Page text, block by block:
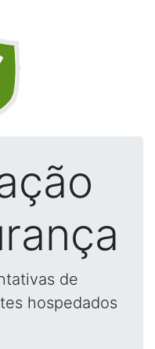
de
hospedados